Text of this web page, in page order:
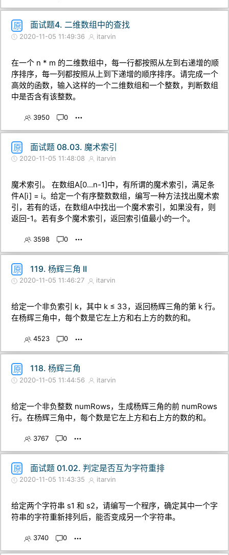
原 面试题4. 二维数组中的查找
2020-11-05 11:49:36 itarvin
在一个 n * m 的二维数组中，每一行都按照从左到右递增的顺
序排序，每一列都按照从上到下递增的顺序排序。请完成一个
高效的函数，输入这样的一个二维数组和一个整数，判断数组
中是否含有该整数。
3950 0
原 面试题 08.03. 魔术索引
2020-11-05 11:48:08 itarvin
魔术索引。 在数组A[0...n-1]中，有所谓的魔术索引，满足条
件A[i] = i。给定一个有序整数数组，编写一种方法找出魔术索
引，若有的话，在数组A中找出一个魔术索引，如果没有，则
返回-1。若有多个魔术索引，返回索引值最小的一个。
3598 0
原 119. 杨辉三角 II
2020-11-05 11:46:27 itarvin
给定一个非负索引 k，其中 k ≤ 33，返回杨辉三角的第 k 行。
在杨辉三角中，每个数是它左上方和右上方的数的和。
4523 0
原 118. 杨辉三角
2020-11-05 11:44:56 itarvin
给定一个非负整数 numRows，生成杨辉三角的前 numRows
行。在杨辉三角中，每个数是它左上方和右上方的数的和。
3767 0
原 面试题 01.02. 判定是否互为字符重排
2020-11-05 11:43:35 itarvin
给定两个字符串 s1 和 s2，请编写一个程序，确定其中一个字
符串的字符重新排列后，能否变成另一个字符串。
3740 0